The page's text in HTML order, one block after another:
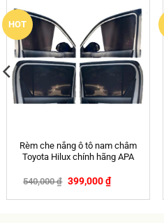
HOT
Rèm che nắng ô tô nam châm
Toyota Hilux chính hãng APA
540,000₫ 399,000₫